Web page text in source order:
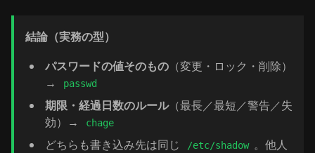
結論（実務の型）
パスワードの値そのもの （変更・ロック・削除）
→
passwd
期限・経過日数のルール（最長／最短／警告／失
効）→
chage
どちらも書き込み先は同じ /etc/shadow 。他人